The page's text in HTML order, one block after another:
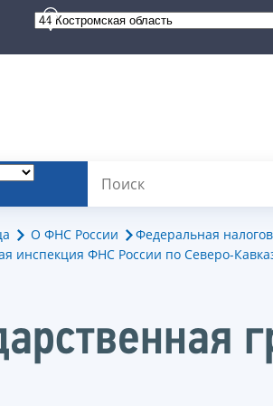
О ФНС России Федеральная
инспекция ФНС России по Северо-